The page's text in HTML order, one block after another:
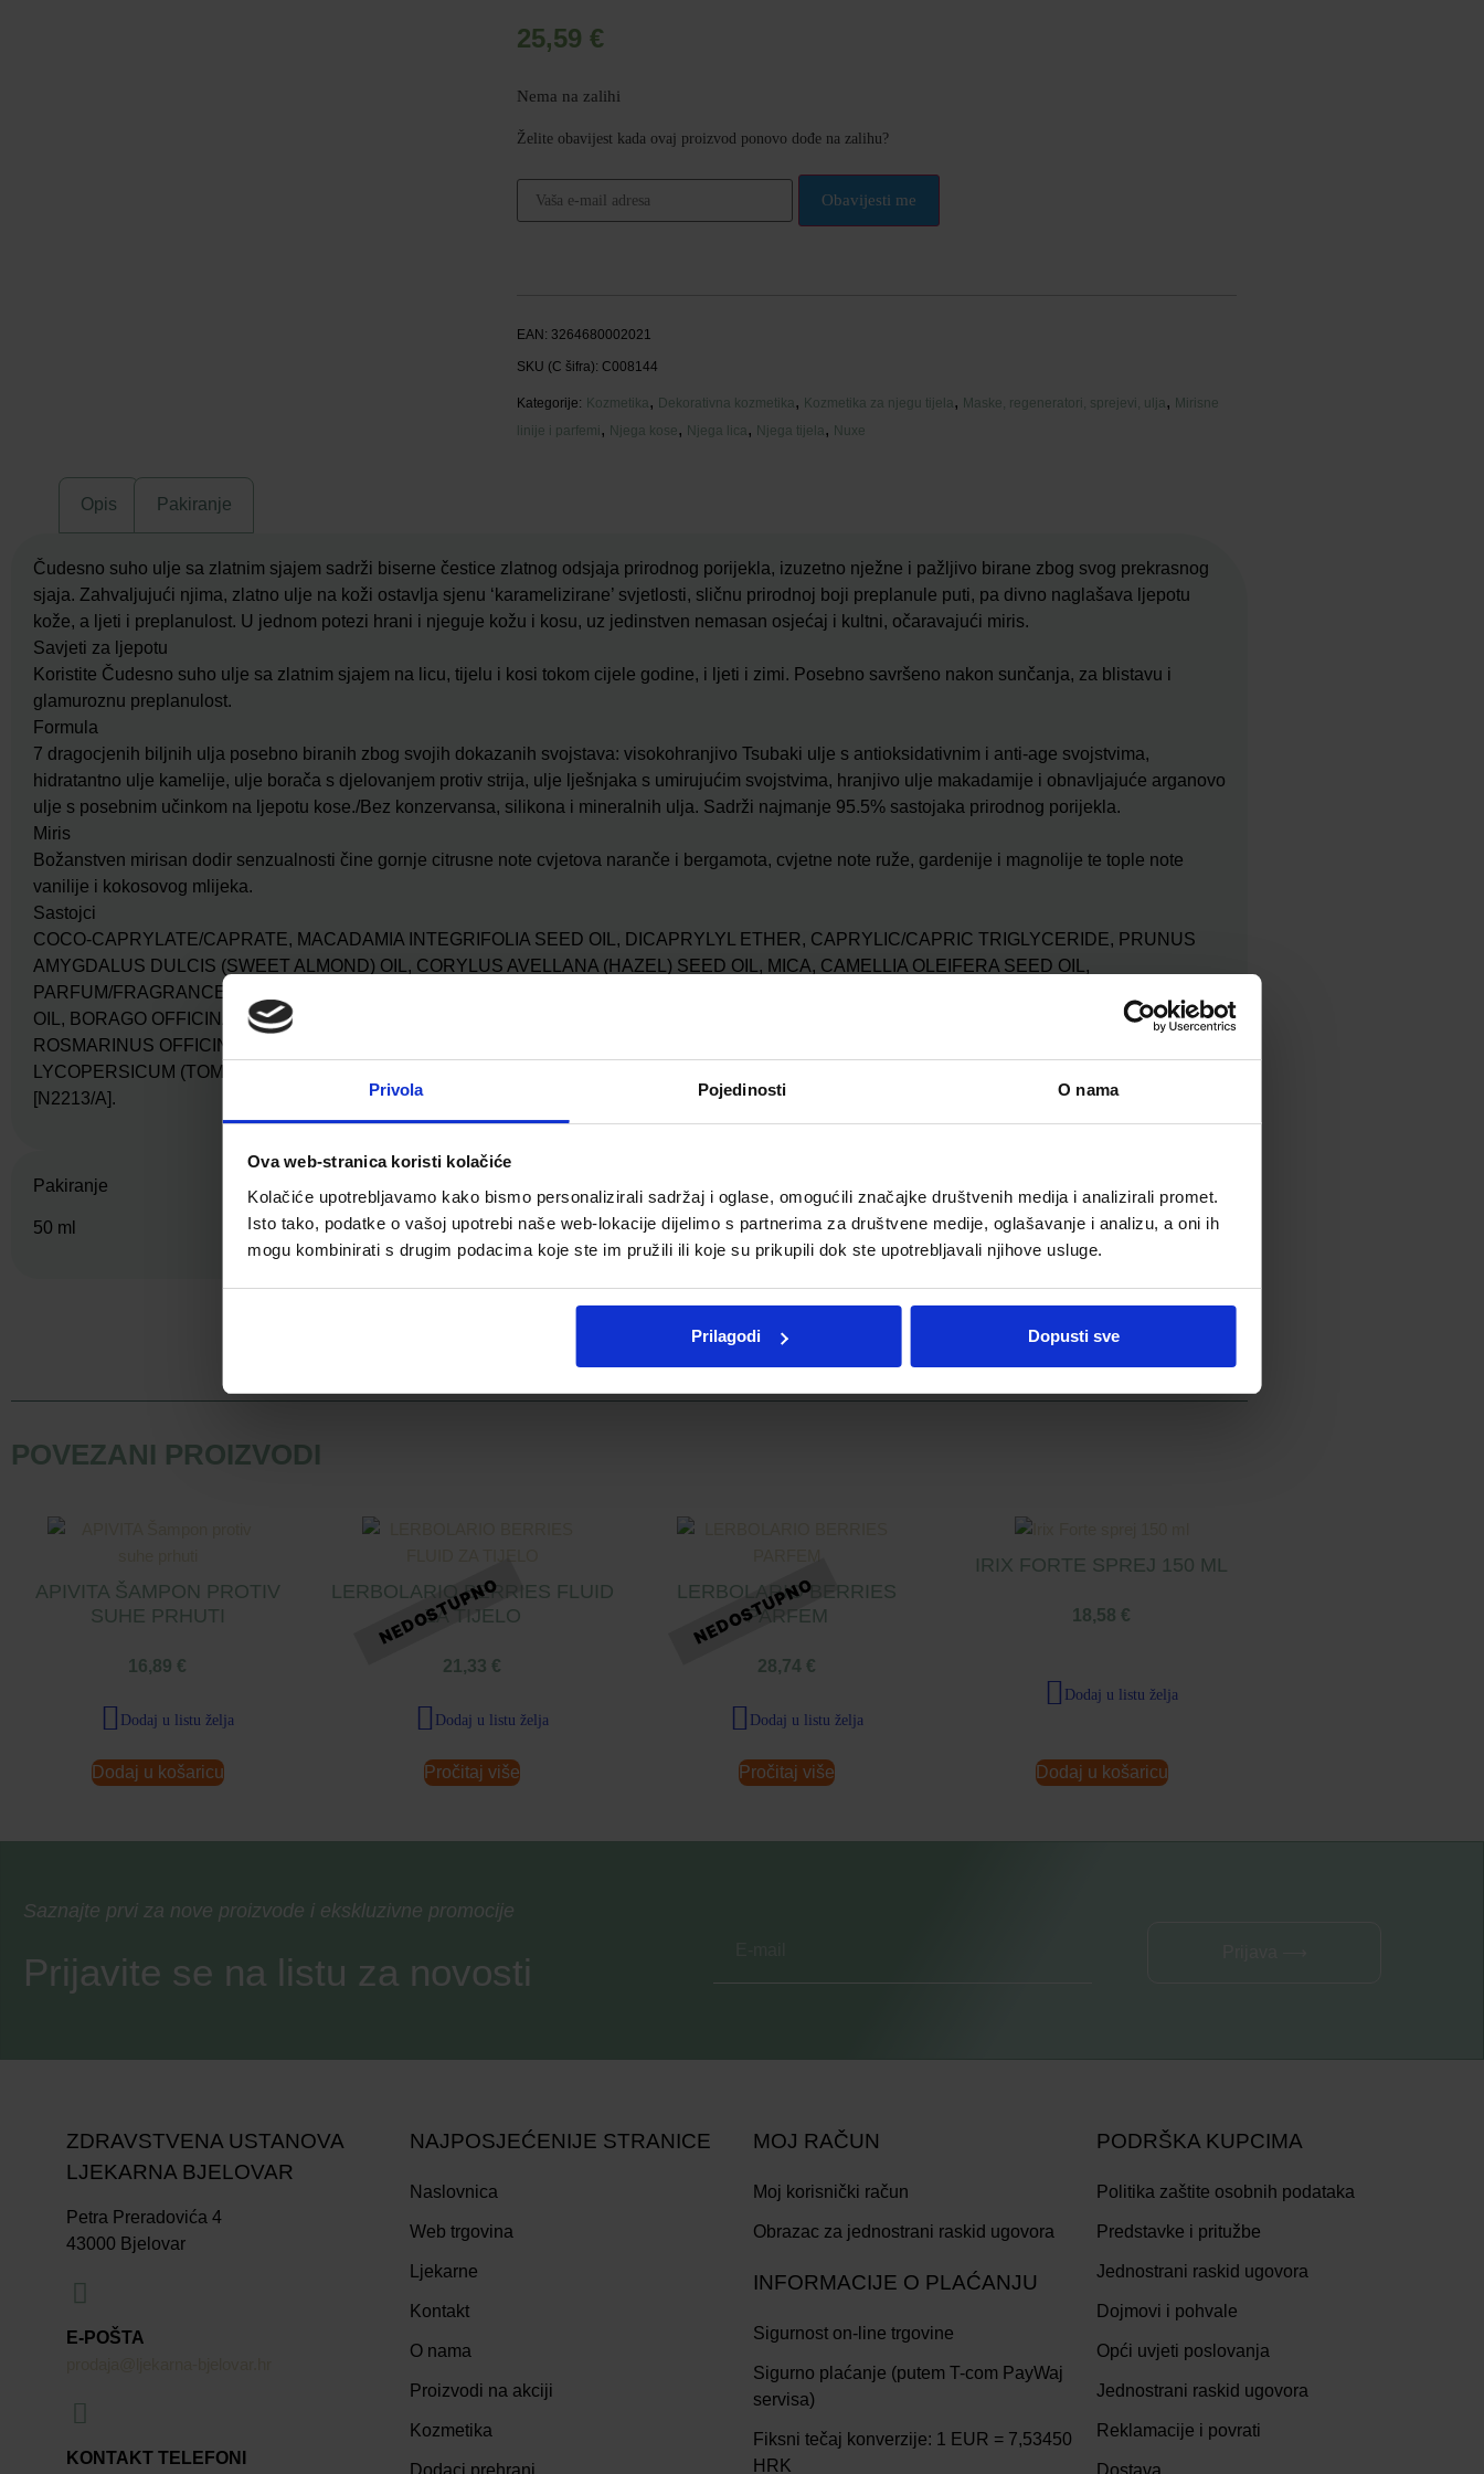
Privola Pojedinosti O nama
Ova web-stranica koristi kolačiće
Kolačiće upotrebljavamo kako bismo personalizirali sadržaj i oglase, omogućili značajke društvenih medija i analizirali promet.
Isto tako, podatke o vašoj upotrebi naše web-lokacije dijelimo s partnerima za društvene medije, oglašavanje i analizu, a oni ih
mogu kombinirati s drugim podacima koje ste im pružili ili koje su prikupili dok ste upotrebljavali njihove usluge.
Prilagodi Dopusti sve
25,59 €
Nema na zalihi
Želite obavijest kada ovaj proizvod ponovo dođe na zalihu?
Obavijesti me
EAN: 3264680002021
SKU (C šifra): C008144
Kategorije: Kozmetika , Dekorativna kozmetika , Kozmetika za njegu tijela , Maske, regeneratori, sprejevi, ulja , Mirisne
linije i parfemi, Njega kose, Njega lica , Njega tijela , Nuxe
Opis Pakiranje
Čudesno suho ulje sa zlatnim sjajem sadrži biserne čestice zlatnog odsjaja prirodnog porijekla, izuzetno nježne i pažljivo birane zbog svog prekrasnog
sjaja. Zahvaljujući njima, zlatno ulje na koži ostavlja sjenu ‘karamelizirane’ svjetlosti, sličnu prirodnoj boji preplanule puti, pa divno naglašava ljepotu
kože, a ljeti i preplanulost. U jednom potezi hrani i njeguje kožu i kosu, uz jedinstven nemasan osjećaj i kultni, očaravajući miris.
Savjeti za ljepotu
Koristite Čudesno suho ulje sa zlatnim sjajem na licu, tijelu i kosi tokom cijele godine, i ljeti i zimi. Posebno savršeno nakon sunčanja, za blistavu i
glamuroznu preplanulost.
Formula
7 dragocjenih biljnih ulja posebno biranih zbog svojih dokazanih svojstava: visokohranjivo Tsubaki ulje s antioksidativnim i anti-age svojstvima,
hidratantno ulje kamelije, ulje borača s djelovanjem protiv strija, ulje lješnjaka s umirujućim svojstvima, hranjivo ulje makadamije i obnavljajuće arganovo
ulje s posebnim učinkom na ljepotu kose./Bez konzervansa, silikona i mineralnih ulja. Sadrži najmanje 95.5% sastojaka prirodnog porijekla.
Miris
Božanstven mirisan dodir senzualnosti čine gornje citrusne note cvjetova naranče i bergamota, cvjetne note ruže, gardenije i magnolije te tople note
vanilije i kokosovog mlijeka.
Sastojci
COCO-CAPRYLATE/CAPRATE, MACADAMIA INTEGRIFOLIA SEED OIL, DICAPRYLYL ETHER, CAPRYLIC/CAPRIC TRIGLYCERIDE, PRUNUS
AMYGDALUS DULCIS (SWEET ALMOND) OIL, CORYLUS AVELLANA (HAZEL) SEED OIL, MICA, CAMELLIA OLEIFERA SEED OIL,
PARFUM/FRAGRANCE, SILICA, CAMELLIA JAPONICA SEED OIL, TOCOPHEROL, CI 77891/TITANIUM DIOXIDE, ARGANIA SPINOSA KERNEL
OIL, BORAGO OFFICINALIS SEED OIL, CI 77491/IRON OXIDES, TOCOPHERYL ACETATE, HELIANTHUS ANNUUS (SUNFLOWER) SEED OIL,
ROSMARINUS OFFICINALIS (ROSEMARY) LEAF EXTRACT, POLYGLYCERYL-3 DIISOSTEARATE, ASCORBIC ACID, SOLANUM
LYCOPERSICUM (TOMATO) FRUIT EXTRACT, BENZYL SALICYLATE, LINALOOL, LIMONENE, CITRONELLOL, GERANIOL, BENZYL ALCOHOL
[N2213/A].
Pakiranje
50 ml
WhatsApp
POVEZANI PROIZVODI
APIVITA ŠAMPON PROTIV
SUHE PRHUTI
16,89 €
Dodaj u listu želja
Dodaj u košaricu
LERBOLARIO BERRIES FLUID
ZA TIJELO
21,33 €
Dodaj u listu želja
Pročitaj više
LERBOLARIO BERRIES
PARFEM
28,74 €
Dodaj u listu želja
Pročitaj više
IRIX FORTE SPREJ 150 ML
18,58 €
Dodaj u listu želja
Dodaj u košaricu
Saznajte prvi za nove proizvode i ekskluzivne promocije
Prijavite se na listu za novosti
ZDRAVSTVENA USTANOVA
LJEKARNA BJELOVAR
Petra Preradovića 4
43000 Bjelovar
E-POŠTA
KONTAKT TELEFONI
NAJPOSJEĆENIJE STRANICE
Naslovnica
Web trgovina
Ljekarne
Kontakt
O nama
Proizvodi na akciji
Kozmetika
MOJ RAČUN
Moj korisnički račun
Obrazac za jednostrani raskid ugovora
INFORMACIJE O PLAĆANJU
Sigurnost on-line trgovine
Sigurno plaćanje (putem T-com PayWaj
servisa)
Fiksni tečaj konverzije: 1 EUR = 7,53450
HRK
PODRŠKA KUPCIMA
Politika zaštite osobnih podataka
Predstavke i pritužbe
Jednostrani raskid ugovora
Dojmovi i pohvale
Opći uvjeti poslovanja
Jednostrani raskid ugovora
Reklamacije i povrati